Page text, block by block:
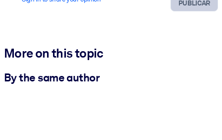
PUBLICAR
More on this topic
By the same author